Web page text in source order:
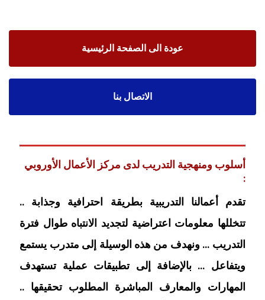
عودة الى الصفحة الرئيسية
الاتصال بنا
أسلوب ومنهجية التدريب لدى مركز الأعمال الأوروبي
:
تقدم أعمالنا التدريبية بطريقة احترافية وجذابة ..
تتخللها معلومات اعتراضية لتجديد الانتباه طوال فترة
التدريب … ونهدف من هذه الوسيلة إلى متدرب يستمع
ويتفاعل … بالإضافة إلى تطبيقات عملية تستهدف
المهارات والمعارف المباشرة المطلوب تحقيقها ..